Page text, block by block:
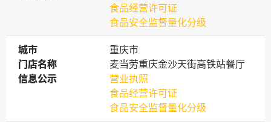
食品经营许可证
食品安全监督量化分级
城市
城市
重庆市
门店名称
门店名称
麦当劳重庆金沙天街高铁站餐厅
信息公示
信息公示
营业执照
食品经营许可证
食品安全监督量化分级